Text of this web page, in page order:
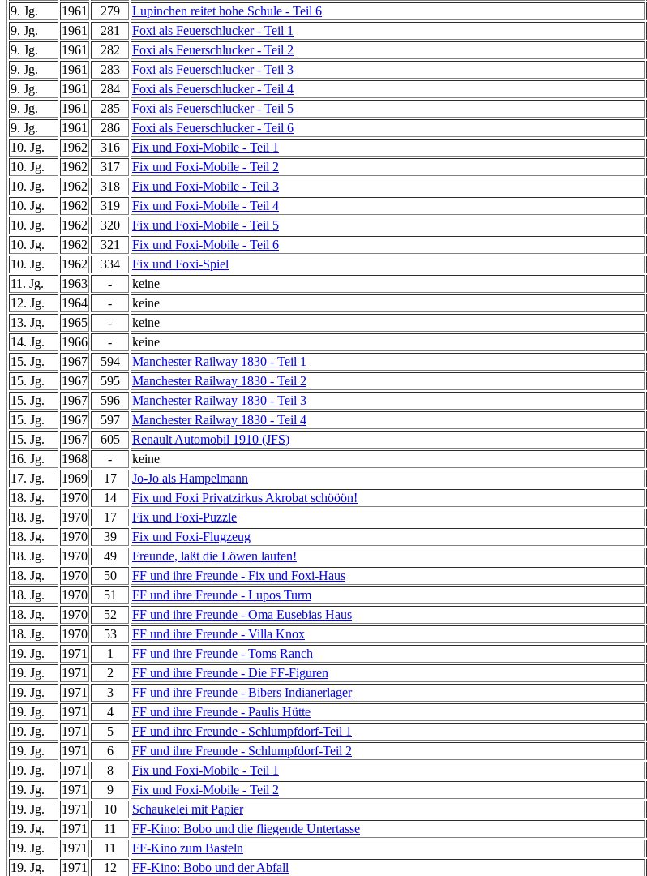
9. Jg.
1961 279 Lupinchen reitet hohe Schule - Teil 6
9. Jg.
1961 281 Foxi als Feuerschlucker - Teil 1
9. Jg.
1961 282 Foxi als Feuerschlucker - Teil 2
9. Jg.
1961 283 Foxi als Feuerschlucker - Teil 3
9. Jg.
1961 284 Foxi als Feuerschlucker - Teil 4
9. Jg.
1961 285 Foxi als Feuerschlucker - Teil 5
9. Jg.
1961 286 Foxi als Feuerschlucker - Teil 6
10. Jg.
1962 316 Fix und Foxi-Mobile - Teil 1
10. Jg.
1962 317 Fix und Foxi-Mobile - Teil 2
10. Jg.
1962 318 Fix und Foxi-Mobile - Teil 3
10. Jg.
1962 319 Fix und Foxi-Mobile - Teil 4
10. Jg.
1962 320 Fix und Foxi-Mobile - Teil 5
10. Jg.
1962 321 Fix und Foxi-Mobile - Teil 6
10. Jg.
1962 334 Fix und Foxi-Spiel
11. Jg.
1963 -
keine
12. Jg.
1964 -
keine
13. Jg.
1965 -
keine
14. Jg.
1966 -
keine
15. Jg.
1967 594 Manchester Railway 1830 - Teil 1
15. Jg.
1967 595 Manchester Railway 1830 - Teil 2
15. Jg.
1967 596 Manchester Railway 1830 - Teil 3
15. Jg.
1967 597 Manchester Railway 1830 - Teil 4
15. Jg.
1967 605 Renault Automobil 1910 (JFS)
16. Jg.
1968 -
keine
17. Jg.
1969 17 Jo-Jo als Hampelmann
18. Jg.
1970 14 Fix und Foxi Privatzirkus Akrobat schööön!
18. Jg.
1970 17 Fix und Foxi-Puzzle
18. Jg.
1970 39 Fix und Foxi-Flugzeug
18. Jg.
1970 49 Freunde, laßt die Löwen laufen!
18. Jg.
1970 50 FF und ihre Freunde - Fix und Foxi-Haus
18. Jg.
1970 51 FF und ihre Freunde - Lupos Turm
18. Jg.
1970 52 FF und ihre Freunde - Oma Eusebias Haus
18. Jg.
1970 53 FF und ihre Freunde - Villa Knox
19. Jg.
1971 1 FF und ihre Freunde - Toms Ranch
19. Jg.
1971 2 FF und ihre Freunde - Die FF-Figuren
19. Jg.
1971 3 FF und ihre Freunde - Bibers Indianerlager
19. Jg.
1971 4 FF und ihre Freunde - Paulis Hütte
19. Jg.
1971 5 FF und ihre Freunde - Schlumpfdorf-Teil 1
19. Jg.
1971 6 FF und ihre Freunde - Schlumpfdorf-Teil 2
19. Jg.
1971 8 Fix und Foxi-Mobile - Teil 1
19. Jg.
1971 9 Fix und Foxi-Mobile - Teil 2
19. Jg.
1971 10 Schaukelei mit Papier
19. Jg.
1971 11 FF-Kino: Bobo und die fliegende Untertasse
19. Jg.
1971 11 FF-Kino zum Basteln
19. Jg.
1971 12 FF-Kino: Bobo und der Abfall